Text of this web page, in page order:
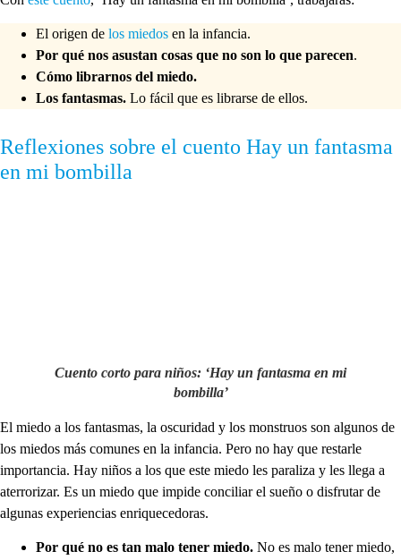
El origen de los miedos en la infancia.
Por qué nos asustan cosas que no son lo que parecen.
Cómo librarnos del miedo.
Los fantasmas. Lo fácil que es librarse de ellos.
Reflexiones sobre el cuento Hay un fantasma
en mi bombilla
Cuento corto para niños: ‘Hay un fantasma en mi
bombilla’
El miedo a los fantasmas, la oscuridad y los monstruos son algunos de
los miedos más comunes en la infancia. Pero no hay que restarle
importancia. Hay niños a los que este miedo les paraliza y les llega a
aterrorizar. Es un miedo que impide conciliar el sueño o disfrutar de
algunas experiencias enriquecedoras.
Por qué no es tan malo tener miedo. No es malo tener miedo,